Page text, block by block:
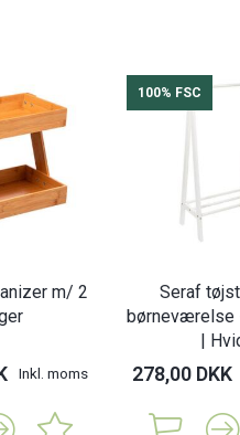
m/ 2
Inkl. moms
100% FSC
Seraf
børneværelse
|
278,00 DKK